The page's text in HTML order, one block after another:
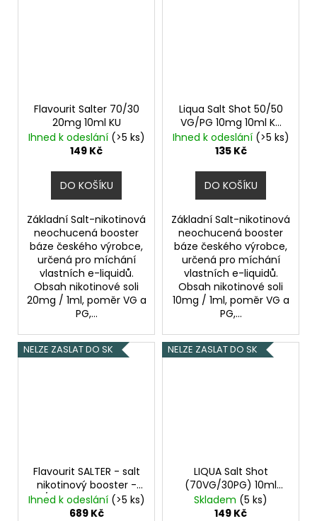
Flavourit Salter 70/30
20mg 10ml KU
Ihned k odeslání (>5 ks)
149 Kč
DO KOŠÍKU
Základní Salt-nikotinová
neochucená booster
báze českého výrobce,
určená pro míchání
vlastních e-liquidů.
Obsah nikotinové soli
20mg / 1ml, poměr VG a
PG,...
Liqua Salt Shot 50/50
VG/PG 10mg 10ml KU
Salt nikotinový booster
Ihned k odeslání (>5 ks)
135 Kč
DO KOŠÍKU
Základní Salt-nikotinová
neochucená booster
báze českého výrobce,
určená pro míchání
vlastních e-liquidů.
Obsah nikotinové soli
10mg / 1ml, poměr VG a
PG,...
NELZE ZASLAT DO SK
Flavourit SALTER - salt
nikotinový booster -
50/50 - 5x10ml - 10mg
Ihned k odeslání (>5 ks)
689 Kč
NELZE ZASLAT DO SK
LIQUA Salt Shot
(70VG/30PG) 10ml
15mg
Skladem (5 ks)
149 Kč